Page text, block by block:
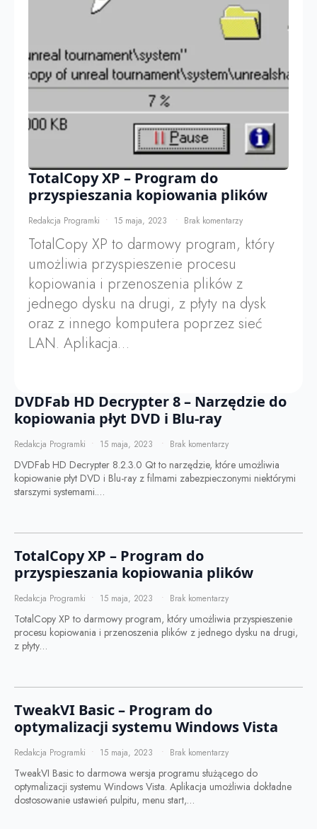
TotalCopy XP – Program do
przyspieszania kopiowania plików
Redakcja Programki 15 maja, 2023 Brak komentarzy
TotalCopy XP to darmowy program, który
umożliwia przyspieszenie procesu
kopiowania i przenoszenia plików z
jednego dysku na drugi, z płyty na dysk
oraz z innego komputera poprzez sieć
LAN. Aplikacja…
DVDFab HD Decrypter 8 – Narzędzie do
kopiowania płyt DVD i Blu-ray
Redakcja Programki 15 maja, 2023 Brak komentarzy
DVDFab HD Decrypter 8.2.3.0 Qt to narzędzie, które umożliwia
kopiowanie płyt DVD i Blu-ray z filmami zabezpieczonymi niektórymi
starszymi systemami.…
TotalCopy XP – Program do
przyspieszania kopiowania plików
Redakcja Programki 15 maja, 2023 Brak komentarzy
TotalCopy XP to darmowy program, który umożliwia przyspieszenie
procesu kopiowania i przenoszenia plików z jednego dysku na drugi,
z płyty…
TweakVI Basic – Program do
optymalizacji systemu Windows Vista
Redakcja Programki 15 maja, 2023 Brak komentarzy
TweakVI Basic to darmowa wersja programu służącego do
optymalizacji systemu Windows Vista. Aplikacja umożliwia dokładne
dostosowanie ustawień pulpitu, menu start,…